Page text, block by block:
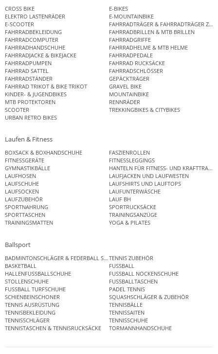
CROSS BIKE
E-BIKES
ELEKTRO LASTENRÄDER
E-MOUNTAINBIKE
E-SCOOTER
FAHRRADTRÄGER & FAHRRADTRÄGER
FAHRRADBEKLEIDUNG
FAHRRADBRILLEN & MTB BRILLEN
FAHRRADCOMPUTER
FAHRRADGRIFFE
FAHRRADHANDSCHUHE
FAHRRADHELME & MTB HELME
FAHRRADJACKE & BIKEJACKE
FAHRRADPEDALE
FAHRRADPUMPEN
FAHRRAD RUCKSÄCKE
FAHRRAD SATTEL
FAHRRADSCHLÖSSER
FAHRRADSTÄNDER
GEPÄCKTRÄGER
FAHRRAD TRIKOT & BIKE TRIKOT
GRAVEL BIKE
KINDER- & JUGENDBIKES
MOUNTAINBIKE
MTB PROTEKTOREN
RENNRÄDER
SCOOTER
TREKKINGBIKES & CITYBIKES
URBAN RETRO BIKES
Laufen & Fitness
BOXSACK & BOXHANDSCHUHE
FASZIENROLLEN
FITNESSGERÄTE
FITNESSLEGGINGS
GYMNASTIKBÄLLE
HANTELN FÜR FITNESS- UND
LAUFHOSEN
LAUFJACKEN UND LAUFWESTEN
LAUFSCHUHE
LAUFSHIRTS UND LAUFTOPS
LAUFSOCKEN
LAUFUNTERWÄSCHE
LAUFZUBEHÖR
LAUF BH
SPORTNAHRUNG
SPORTRUCKSÄCKE
SPORTTASCHEN
TRAININGSANZÜGE
TRAININGSMATTEN
YOGA & PILATES
Ballsport
BADMINTONSCHLÄGER & FEDERBALL SETSTENNIS ZUBEHÖR
BASKETBALL
FUSSBALL
HALLENFUSSBALLSCHUHE
FUSSBALL NOCKENSCHUHE
STOLLENSCHUHE
FUSSBALLTASCHEN
FUSSBALL TURFSCHUHE
PADEL TENNIS
SCHIENBEINSCHONER
SQUASHSCHLÄGER & ZUBEHÖR
TENNIS AUSRÜSTUNG
TENNISBÄLLE
TENNISBEKLEIDUNG
TENNISSAITEN
TENNISSCHLÄGER
TENNISSCHUHE
TENNISTASCHEN & TENNISRUCKSÄCKE
TORMANNHANDSCHUHE